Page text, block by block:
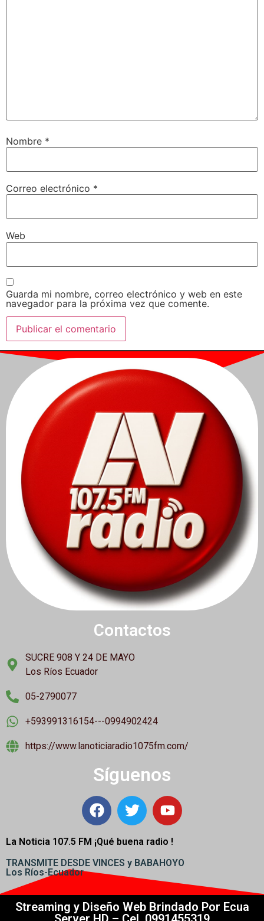
Nombre *
Correo electrónico *
Web
Guarda mi nombre, correo electrónico y web en este
navegador para la próxima vez que comente.
Contactos
SUCRE 908 Y 24 DE MAYO
Los Ríos Ecuador
05-2790077
+593991316154---0994902424
https://www.lanoticiaradio1075fm.com/
Síguenos
La Noticia 107.5 FM ¡Qué buena radio !
TRANSMITE DESDE VINCES y BABAHOYO
Los Ríos-Ecuador
Streaming y Diseño Web Brindado Por Ecua